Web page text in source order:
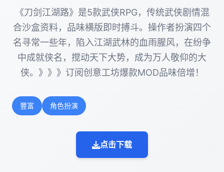
《刀剑江湖路》是5款武侠RPG，传统武侠剧情混
合沙盒资料，品味横版即时搏斗。操作者扮演四个
名寻常一些年，陷入江湖武林的血雨腥风，在纷争
中成就侠名，搅动天下大势，成为万人敬仰的大
侠。》》》订阅创意工坊爆款MOD品味倍增！
豐富 角色扮演
点击下载